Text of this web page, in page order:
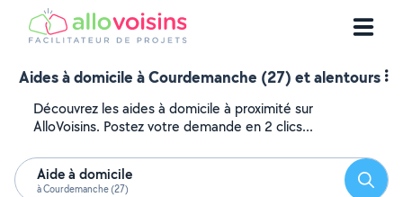
Aides à domicile à Courdemanche (27) et alentours
Découvrez les aides à domicile à proximité sur
AlloVoisins. Postez votre demande en 2 clics...
Aide à domicile
à Courdemanche (27)